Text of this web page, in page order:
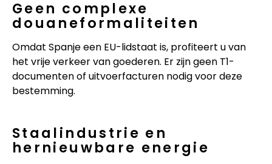
Geen complexe
douaneformaliteiten
Omdat Spanje een EU-lidstaat is, profiteert u van
het vrije verkeer van goederen. Er zijn geen T1-
documenten of uitvoerfacturen nodig voor deze
bestemming.
Staalindustrie en
hernieuwbare energie